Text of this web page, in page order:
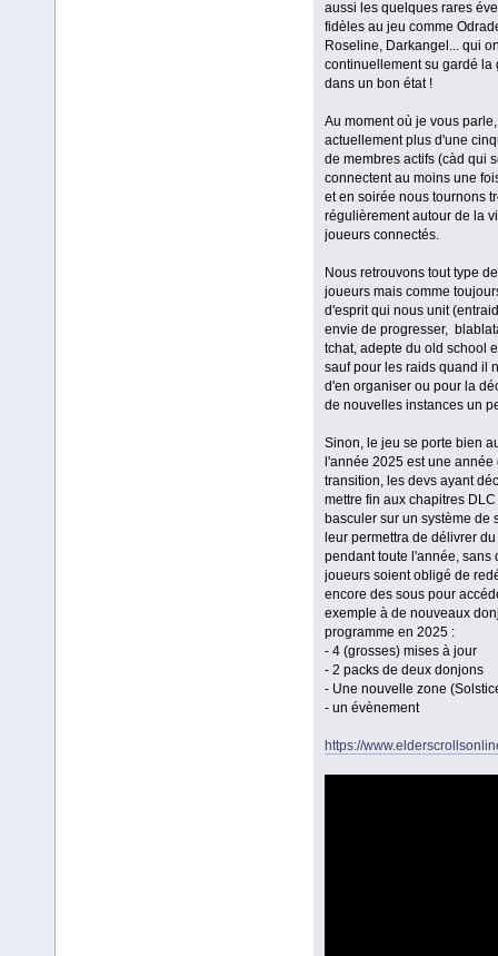
aussi les quelques rares
fidèles au jeu comme
Roseline, Darkangel... qui
continuellement su gardé la
dans un bon état !
Au moment où je vous
actuellement plus d'une
de membres actifs (càd qui
connectent au moins une
et en soirée nous tournons
régulièrement autour de la
joueurs connectés.
Nous retrouvons tout type
joueurs mais comme
d'esprit qui nous unit
envie de progresser,
tchat, adepte du old school
sauf pour les raids quand il
d'en organiser ou pour la
de nouvelles instances un
Sinon, le jeu se porte bien
l'année 2025 est une année
transition, les devs ayant
mettre fin aux chapitres
basculer sur un système de
leur permettra de délivrer
pendant toute l'année, sans
joueurs soient obligé de
encore des sous pour
exemple à de nouveaux
programme en 2025 :
- 4 (grosses) mises à jour
- 2 packs de deux donjons
- Une nouvelle zone
- un évènement
https://